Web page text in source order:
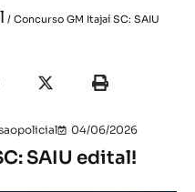
/ Concurso GM Itajaí SC: SAIU
04/06/2026
SAIU edital!